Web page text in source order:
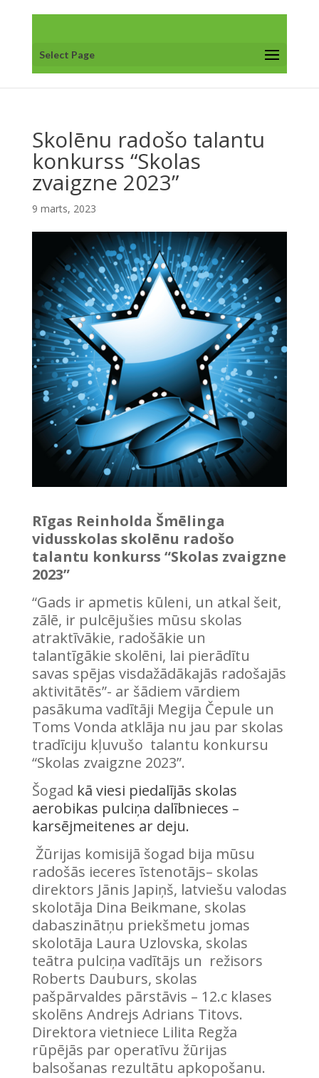
Select Page
Skolēnu radošo talantu
konkurss “Skolas
zvaigzne 2023”
9 marts, 2023
Rīgas Reinholda Šmēlinga
vidusskolas skolēnu radošo
talantu konkurss “Skolas zvaigzne
2023”
“Gads ir apmetis kūleni, un atkal šeit,
zālē, ir pulcējušies mūsu skolas
atraktīvākie, radošākie un
talantīgākie skolēni, lai pierādītu
savas spējas visdažādākajās radošajās
aktivitātēs”- ar šādiem vārdiem
pasākuma vadītāji Megija Čepule un
Toms Vonda atklāja nu jau par skolas
tradīciju kļuvušo talantu konkursu
“Skolas zvaigzne 2023”.
Šogad kā viesi piedalījās skolas
aerobikas pulciņa dalībnieces –
karsējmeitenes ar deju.
Žūrijas komisijā šogad bija mūsu
radošās ieceres īstenotājs– skolas
direktors Jānis Japiņš, latviešu valodas
skolotāja Dina Beikmane, skolas
dabaszinātņu priekšmetu jomas
skolotāja Laura Uzlovska, skolas
teātra pulciņa vadītājs un režisors
Roberts Dauburs, skolas
pašpārvaldes pārstāvis – 12.c klases
skolēns Andrejs Adrians Titovs.
Direktora vietniece Lilita Regža
rūpējās par operatīvu žūrijas
balsošanas rezultātu apkopošanu.